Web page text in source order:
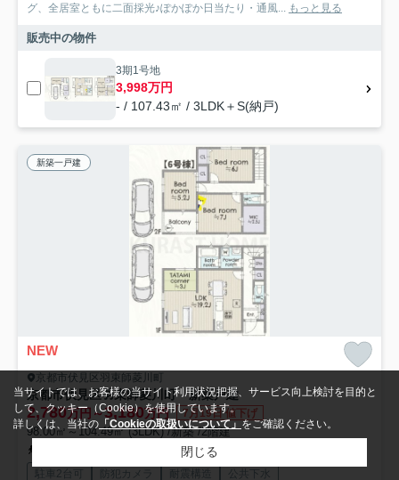
グ、全居室ともに二面採光♪ぽかぽか日当たり・通風...
もっと見る
販売中の物件
3期1号地
3,998万円
- / 107.43㎡ / 3LDK＋S(納戸)
新築一戸建
NEW
京都市伏見区羽束師菱川町
京都市伏見区羽束師菱川町 新築戸建
2,780万円～3,180万円 7月19日 値下げ
98.00㎡～104.49㎡ (3LDK) /新築 /2階建
東海道本線「長岡京」駅 徒歩38分
駐車2台可 防犯カメラ 耐震構造 公共下水
当サイトでは、お客様の当サイト利用状況把握、サービス向上検討を目的と
して、クッキー（Cookie）を使用しています。
詳しくは、当社の 「Cookieの取扱いについて」をご確認ください。
閉じる